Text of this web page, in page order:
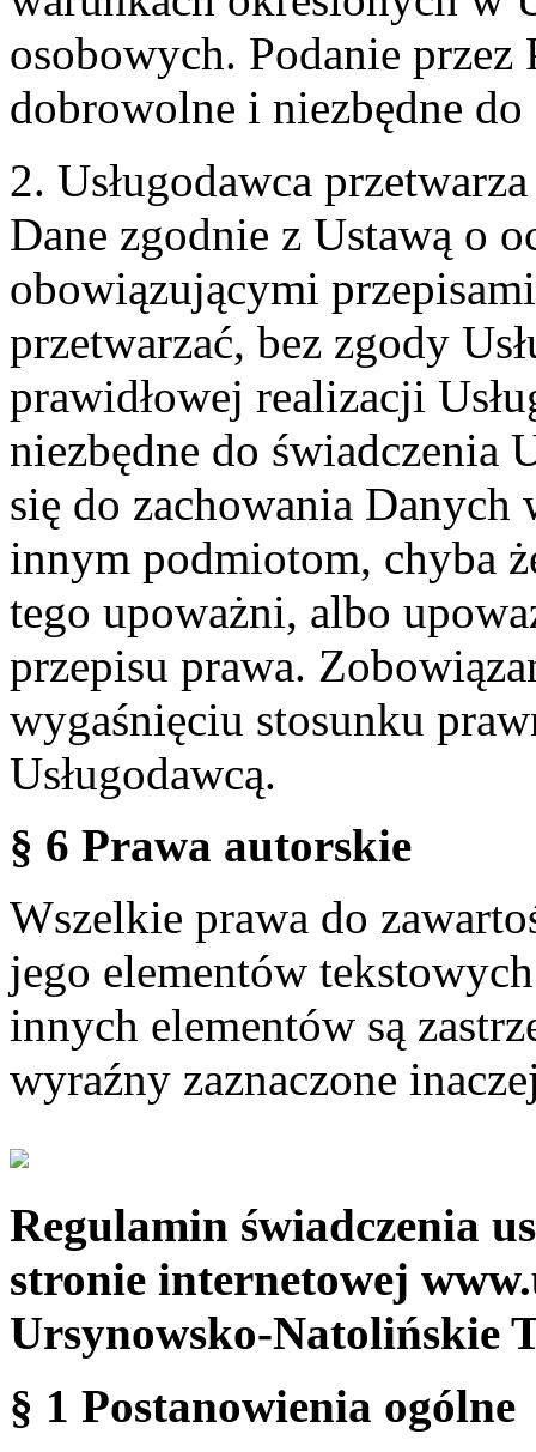
osobowych. Podanie przez
dobrowolne i niezbędne
2. Usługodawca
Dane zgodnie z Ustawą o
obowiązującymi
przetwarzać, bez zgody
prawidłowej realizacji
niezbędne do świadczenia
się do zachowania
innym podmiotom, chyba
tego upoważni, albo
przepisu prawa.
wygaśnięciu stosunku
Usługodawcą.
§ 6 Prawa autorskie
Wszelkie prawa do
jego elementów
innych elementów są
wyraźny zaznaczone
Regulamin świadczenia
stronie internetowej
Ursynowsko-Natolińskie
§ 1 Postanowienia ogólne